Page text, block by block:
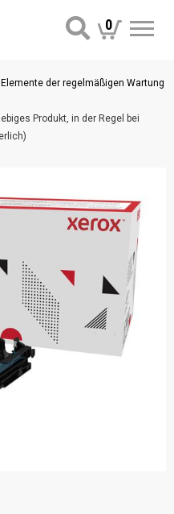
0
Elemente der regelmäßigen Wartung
Produkt, in der Regel bei